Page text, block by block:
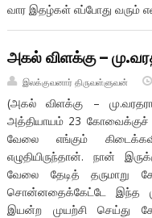
வார இதழ்கள் எப்போது வரும்
அகல் விளக்கு –
இலக்குவனார் திருவள்ளுவன்
(அகல் விளக்கு –
அத்தியாயம் 23 கோவைக்குச்
வேலை எங்கும்
எழுதியிருந்தான். நான்
வேலை தேடித் தருமாறு
சொன்னதைக்கேட்டே இந்த
இயன்ற முயற்சி செய்து